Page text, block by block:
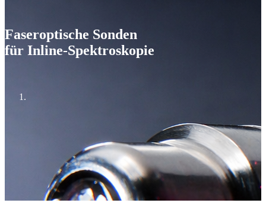
Faseroptische Sonden
für Inline-Spektroskopie